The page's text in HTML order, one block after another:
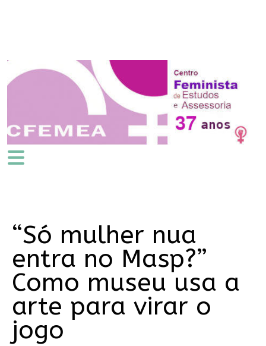
“Só mulher nua
entra no Masp?”
Como museu usa a
arte para virar o
jogo